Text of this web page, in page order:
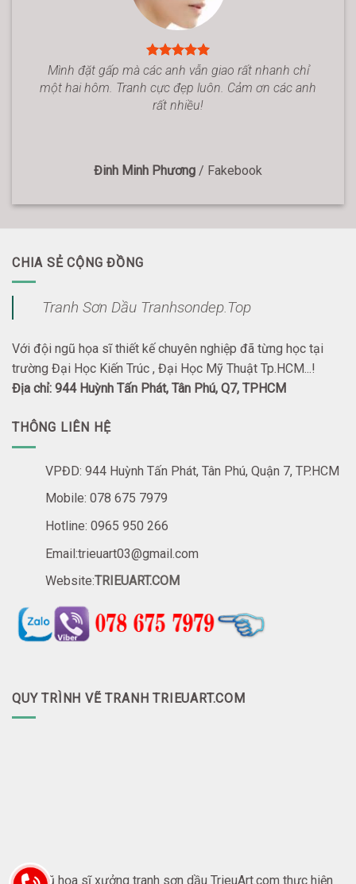
Mình đặt gấp mà các anh vẫn giao rất nhanh chỉ
một hai hôm. Tranh cực đẹp luôn. Cảm ơn các anh
rất nhiều!
Đinh Minh Phương / Fakebook
CHIA SẺ CỘNG ĐỒNG
Tranh Sơn Dầu Tranhsondep.Top
Với đội ngũ họa sĩ thiết kế chuyên nghiệp đã từng học tại
trường Đại Học Kiến Trúc , Đại Học Mỹ Thuật Tp.HCM...!
Địa chỉ: 944 Huỳnh Tấn Phát, Tân Phú, Q7, TPHCM
THÔNG LIÊN HỆ
VPĐD: 944 Huỳnh Tấn Phát, Tân Phú, Quận 7, TP.HCM
Mobile: 078 675 7979
Hotline: 0965 950 266
Email:trieuart03@gmail.com
Website:TRIEUART.COM
QUY TRÌNH VẼ TRANH TRIEUART.COM
Đội ngũ họa sĩ xưởng tranh sơn dầu TrieuArt.com thực hiện